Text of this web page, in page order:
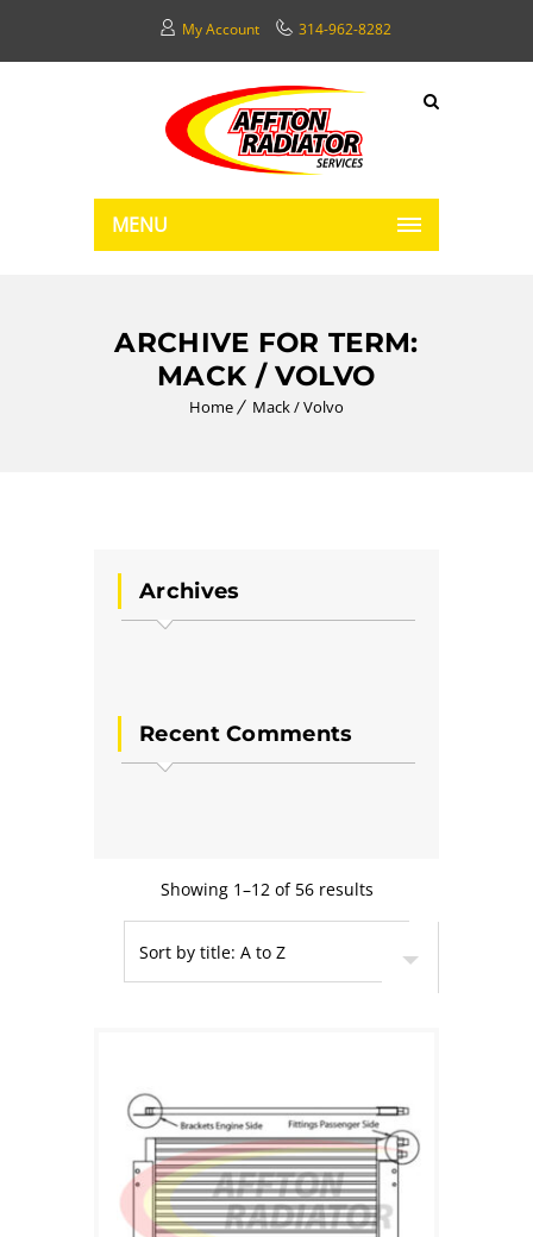
My Account 314-962-8282
MENU
ARCHIVE FOR TERM:
MACK / VOLVO
Home Mack / Volvo
Archives
Recent Comments
Showing 1–12 of 56 results